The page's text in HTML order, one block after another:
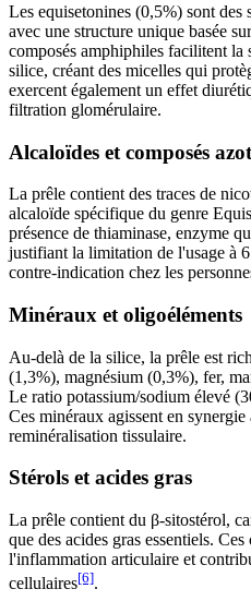
Les equisetonines (0,5%) sont des
avec une structure unique basée
composés amphiphiles facilitent
silice, créant des micelles qui
exercent également un effet
filtration glomérulaire.
Alcaloïdes et composés
La prêle contient des traces de
alcaloïde spécifique du genre
présence de thiaminase, enzyme
justifiant la limitation de l'usage à
contre-indication chez les
Minéraux et oligoéléments
Au-delà de la silice, la prêle est
(1,3%), magnésium (0,3%), fer,
Le ratio potassium/sodium élevé
Ces minéraux agissent en
reminéralisation tissulaire.
Stérols et acides gras
La prêle contient du β-sitostérol,
que des acides gras essentiels.
l'inflammation articulaire et
cellulaires[6].